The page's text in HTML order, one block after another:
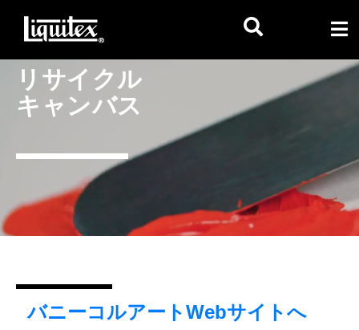
リサイクル
キャンバス
バニーコルアートWebサイトへ